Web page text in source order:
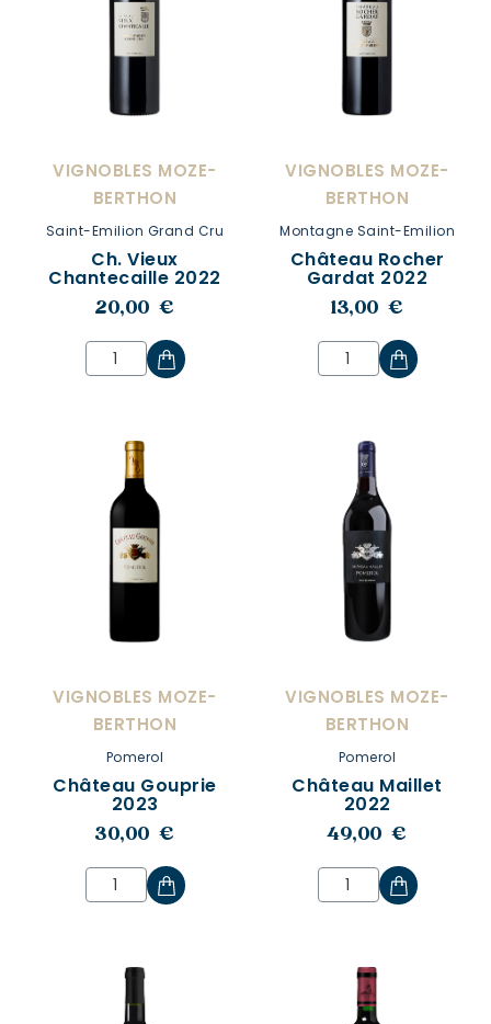
VIGNOBLES MOZE-
BERTHON
Saint-Emilion Grand Cru
Ch. Vieux
Chantecaille 2022
20,00 €
VIGNOBLES MOZE-
BERTHON
Montagne Saint-Emilion
Château Rocher
Gardat 2022
13,00 €
VIGNOBLES MOZE-
BERTHON
Pomerol
Château Gouprie
2023
30,00 €
VIGNOBLES MOZE-
BERTHON
Pomerol
Château Maillet
2022
49,00 €